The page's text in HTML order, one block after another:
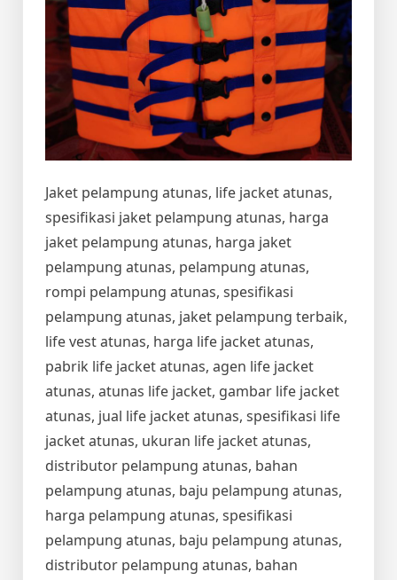
Jaket pelampung atunas, life jacket atunas,
spesifikasi jaket pelampung atunas, harga
jaket pelampung atunas, harga jaket
pelampung atunas, pelampung atunas,
rompi pelampung atunas, spesifikasi
pelampung atunas, jaket pelampung terbaik,
life vest atunas, harga life jacket atunas,
pabrik life jacket atunas, agen life jacket
atunas, atunas life jacket, gambar life jacket
atunas, jual life jacket atunas, spesifikasi life
jacket atunas, ukuran life jacket atunas,
distributor pelampung atunas, bahan
pelampung atunas, baju pelampung atunas,
harga pelampung atunas, spesifikasi
pelampung atunas, baju pelampung atunas,
distributor pelampung atunas, bahan